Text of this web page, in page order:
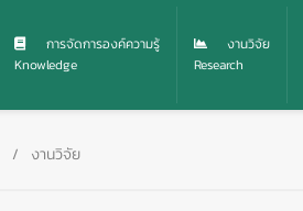
การจัดการองค์ความรู้
Knowledge
งานวิจัย
Research
/ งานวิจัย